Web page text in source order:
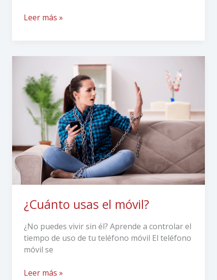
Leer más »
¿Cuánto usas el móvil?
¿No puedes vivir sin él? Aprende a controlar el
tiempo de uso de tu teléfono móvil El teléfono
móvil se
el
móvil?
Leer más »